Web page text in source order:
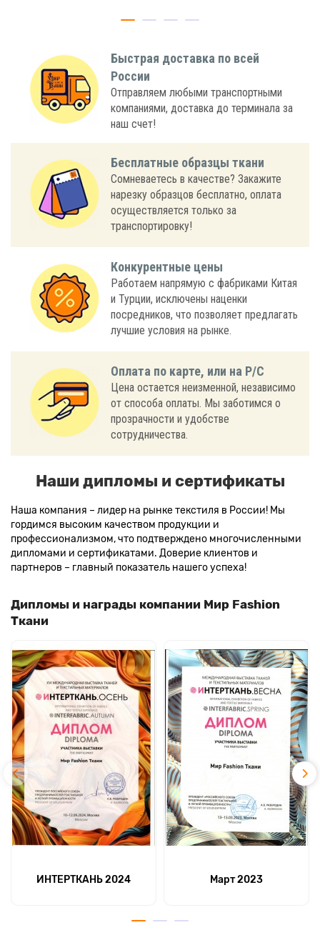
Быстрая доставка по всей
России
Отправляем любыми транспортными
компаниями, доставка до терминала за
наш счет!
Бесплатные образцы ткани
Сомневаетесь в качестве? Закажите
нарезку образцов бесплатно, оплата
осуществляется только за
транспортировку!
Конкурентные цены
Работаем напрямую с фабриками Китая
и Турции, исключены наценки
посредников, что позволяет предлагать
лучшие условия на рынке.
Оплата по карте, или на Р/С
Цена остается неизменной, независимо
от способа оплаты. Мы заботимся о
прозрачности и удобстве
сотрудничества.
Наши дипломы и сертификаты
Наша компания – лидер на рынке текстиля в России! Мы
гордимся высоким качеством продукции и
профессионализмом, что подтверждено многочисленными
дипломами и сертификатами. Доверие клиентов и
партнеров – главный показатель нашего успеха!
Дипломы и награды компании Мир Fashion
Ткани
ИНТЕРТКАНЬ 2024 Март 2023